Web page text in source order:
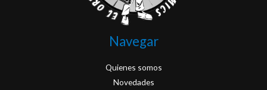
Navegar
Quienes somos
Novedades